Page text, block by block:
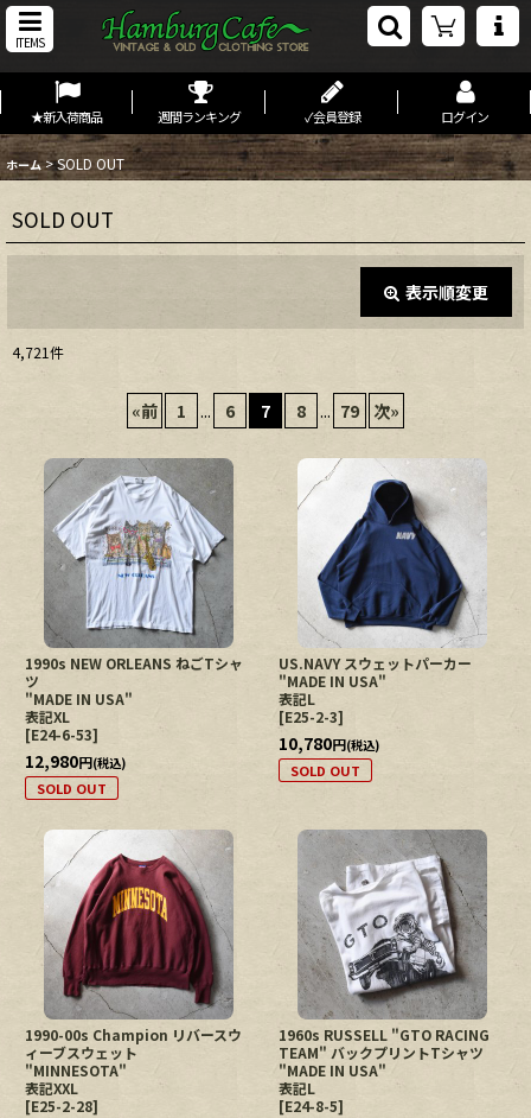
ITEMS
★新入荷商品 週間ランキング ✓会員登録 ログイン
ホーム >SOLD OUT
SOLD OUT
表示順変更
並び順:
4,721件
«前 1 ... 6 7 8 ... 79 次»
1990s NEW ORLEANS ねごTシャ
ツ
"MADE IN USA"
表記XL
[E24-6-53]
12,980円(税込)
SOLD OUT
US.NAVY スウェットパーカー
"MADE IN USA"
表記L
[E25-2-3]
10,780円(税込)
SOLD OUT
1990-00s Champion リバースウ
ィーブスウェット
"MINNESOTA"
表記XXL
[E25-2-28]
1960s RUSSELL "GTO RACING
TEAM" バックプリントTシャツ
"MADE IN USA"
表記L
[E24-8-5]